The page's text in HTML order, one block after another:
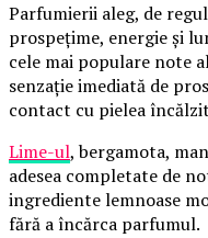
Parfumierii aleg, de
prospețime, energie și
cele mai populare note
senzație imediată de
contact cu pielea
Lime-ul, bergamota,
adesea completate de
ingrediente lemnoase
fără a încărca parfumul.